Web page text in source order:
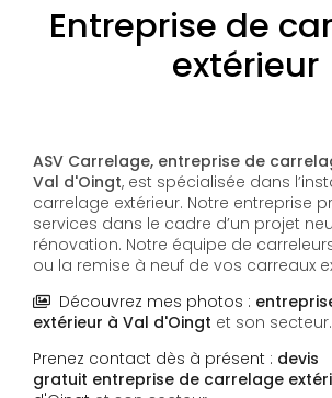
Entreprise de
extérieur
ASV Carrelage, entreprise de
Val d'Oingt, est spécialisée dans
carrelage extérieur. Notre entreprise
services dans le cadre d’un projet
rénovation. Notre équipe de
ou la remise à neuf de vos carreaux
Découvrez mes photos :
extérieur à Val d'Oingt et son secteur.
Prenez contact dès à présent : devis
gratuit entreprise de carrelage